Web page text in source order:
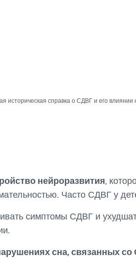
историческая справка о СДВГ и его
нейроразвития,
Часто СДВГ у
симптомы СДВГ и
сна, связанных со